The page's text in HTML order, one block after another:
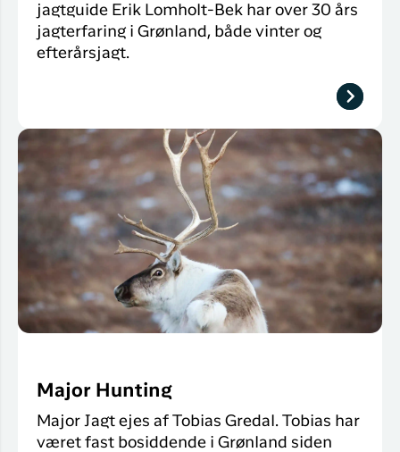
jagtguide Erik Lomholt-Bek har over 30 års
jagterfaring i Grønland, både vinter og
efterårsjagt.
Major Hunting
Major Jagt ejes af Tobias Gredal. Tobias har
været fast bosiddende i Grønland siden